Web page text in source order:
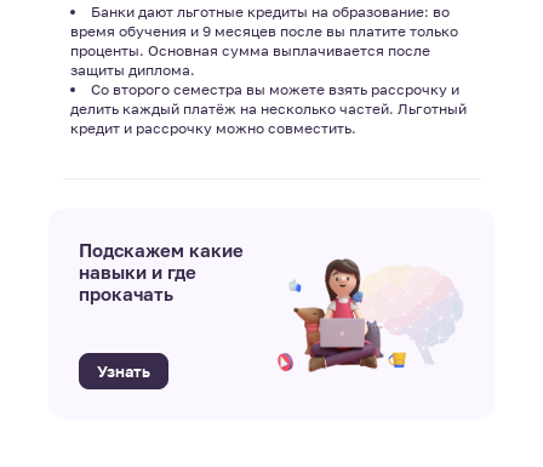
Банки дают льготные кредиты на образование: во
время обучения и 9 месяцев после вы платите только
проценты. Основная сумма выплачивается после
защиты диплома.
Со второго семестра вы можете взять рассрочку и
делить каждый платёж на несколько частей. Льготный
кредит и рассрочку можно совместить.
Подскажем какие
навыки и где
прокачать
Узнать